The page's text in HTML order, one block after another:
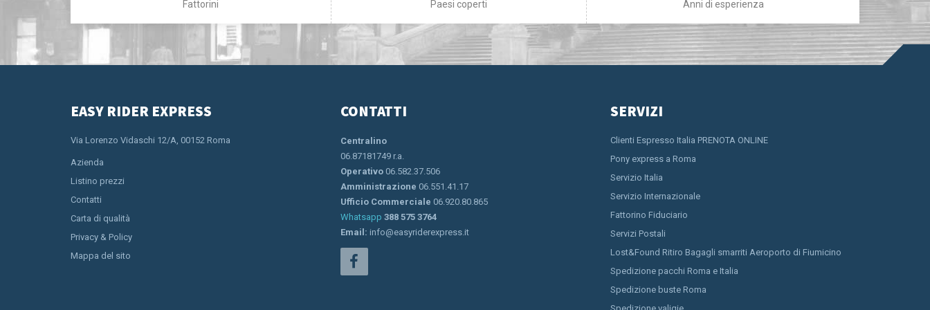
Fattorini Paesi coperti Anni di esperienza
EASY RIDER EXPRESS
Via Lorenzo Vidaschi 12/A, 00152 Roma
Azienda
Listino prezzi
Contatti
Carta di qualità
Privacy & Policy
Mappa del sito
CONTATTI
Centralino
06.87181749 r.a.
Operativo06.582.37.506
Amministrazione 06.551.41.17
Ufficio Commerciale 06.920.80.865
Whatsapp 388 575 3764
Email: info@easyriderexpress.it
SERVIZI
Clienti Espresso Italia PRENOTA ONLINE
Pony express a Roma
Servizio Italia
Servizio Internazionale
Fattorino Fiduciario
Servizi Postali
Lost&Found Ritiro Bagagli smarriti Aeroporto di Fiumicino
Spedizione pacchi Roma e Italia
Spedizione buste Roma